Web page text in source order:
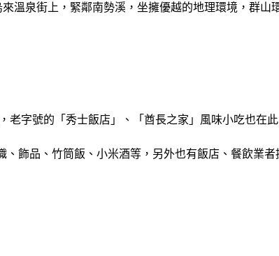
溫泉街上，緊鄰南勢溪，坐擁優越的地理環境，群山
老字號的「秀士飯店」、「酋長之家」風味小吃也在
飾品、竹筒飯、小米酒等，另外也有飯店、餐飲業者